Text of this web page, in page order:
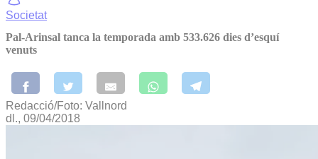
Societat
Pal-Arinsal tanca la temporada amb 533.626 dies d’esquí
venuts
Redacció/Foto: Vallnord
dl., 09/04/2018